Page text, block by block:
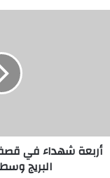
أربعة شهداء في
البريج